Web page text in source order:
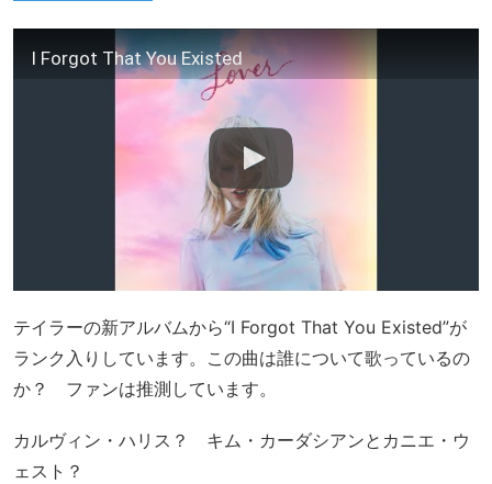
I Forgot That You Existed
テイラーの新アルバムから“I Forgot That You Existed”が
ランク入りしています。この曲は誰について歌っているの
か？ ファンは推測しています。
カルヴィン・ハリス？ キム・カーダシアンとカニエ・ウ
ェスト？